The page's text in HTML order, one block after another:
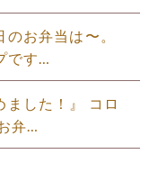
お弁当は〜。
です…
した！』 コロ
弁…